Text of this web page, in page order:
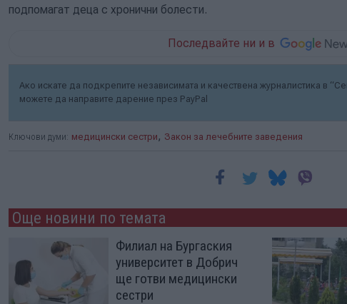
подпомагат деца с хронични болести.
Последвайте ни и в
Ако искате да подкрепите независимата и качествена журналистика в
можете да направите дарение през PayPal
Ключови думи: медицински сестри , Закон за лечебните заведения
Още новини по темата
Филиал на Бургаския
университет в Добрич
ще готви медицински
сестри